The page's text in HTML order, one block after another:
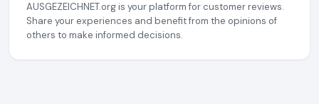
AUSGEZEICHNET.org is your platform for customer reviews.
Share your experiences and benefit from the opinions of
others to make informed decisions.